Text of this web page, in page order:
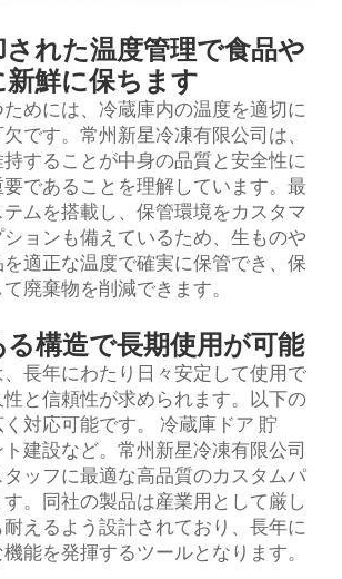
れた温度管理で食品や
鮮に保ちます
めには、冷蔵庫内の温度を適切に
です。常州新星冷凍有限公司は、
することが中身の品質と安全性に
であることを理解しています。最
ムを搭載し、保管環境をカスタマ
ョンも備えているため、生ものや
適正な温度で確実に保管でき、保
廃棄物を削減できます。
構造で長期使用が可能
長年にわたり日々安定して使用で
性と信頼性が求められます。以下の
対応可能です。 冷蔵庫ドア 貯
建設など。常州新星冷凍有限公司
ッフに最適な高品質のカスタムパ
。同社の製品は産業用として厳し
えるよう設計されており、長年に
能を発揮するツールとなります。